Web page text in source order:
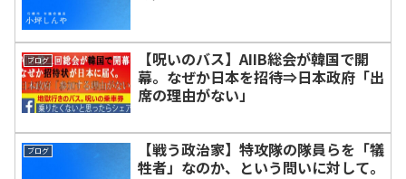
ブログ
【呪いのバス】AIIB総会が韓国で開
幕。なぜか日本を招待⇒日本政府「出
席の理由がない」
ブログ
【戦う政治家】特攻隊の隊員らを「犠
牲者」なのか、という問いに対して。